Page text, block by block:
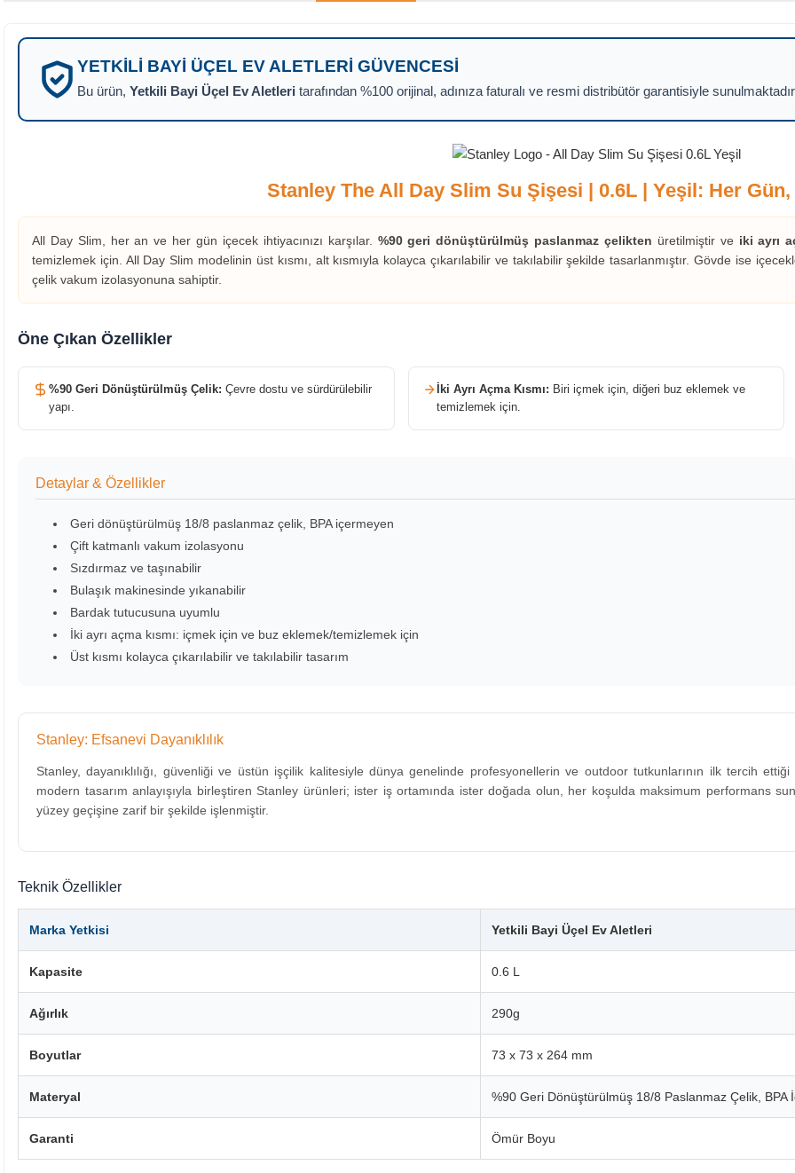
YETKILI BAYI ÜÇEL EV ALETLERI GÜVENCESI
Bu ürün, Yetkili Bayi Üçel Ev Aletleri tarafından %100 orijinal, adınıza faturalı ve resmi distribütör garantisiyle
Stanley The All Day Slim Su Şişesi | 0.6L | Yeşil: Her
All Day Slim, her an ve her gün içecek ihtiyacınızı karşılar. %90 geri dönüştürülmüş paslanmaz çelikten üretilmiştir ve iki ayrı
temizlemek için. All Day Slim modelinin üst kısmı, alt kısmıyla kolayca çıkarılabilir ve takılabilir şekilde tasarlanmıştır. Gövde ise
çelik vakum izolasyonuna sahiptir.
Öne Çıkan Özellikler
%90 Geri Dönüştürülmüş Çelik: Çevre dostu ve sürdürülebilir
yapı.
İki Ayrı Açma Kısmı: Biri içmek için, diğeri buz eklemek ve
temizlemek için.
Detaylar & Özellikler
Geri dönüştürülmüş 18/8 paslanmaz çelik, BPA içermeyen
Çift katmanlı vakum izolasyonu
Sızdırmaz ve taşınabilir
Bulaşık makinesinde yıkanabilir
Bardak tutucusuna uyumlu
İki ayrı açma kısmı: içmek için ve buz eklemek/temizlemek için
Üst kısmı kolayca çıkarılabilir ve takılabilir tasarım
Stanley: Efsanevi Dayanıklılık
Stanley, dayanıklılığı, güvenliği ve üstün işçilik kalitesiyle dünya genelinde profesyonellerin ve outdoor tutkunlarının ilk tercih
modern tasarım anlayışıyla birleştiren Stanley ürünleri; ister iş ortamında ister doğada olun, her koşulda maksimum performans
yüzey geçişine zarif bir şekilde işlenmiştir.
Teknik Özellikler
Marka Yetkisi Yetkili Bayi Üçel Ev Aletleri
Kapasite 0.6 L
Ağırlık 290g
Boyutlar 73 x 73 x 264 mm
Materyal %90 Geri Dönüştürülmüş 18/8 Paslanmaz Çelik, BPA
Garanti Ömür Boyu